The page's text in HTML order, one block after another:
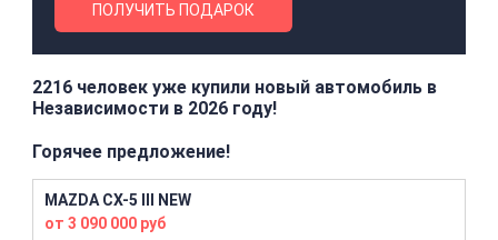
ПОЛУЧИТЬ ПОДАРОК
2216 человек уже купили новый автомобиль в
Независимости в 2026 году!
Горячее предложение!
MAZDA CX-5 III NEW
от 3 090 000 руб